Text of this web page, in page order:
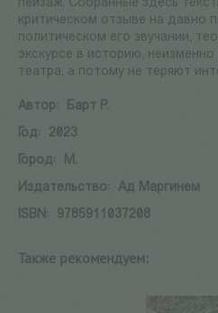
пейзаж. Собранные здесь
критическом отзыве на давно
политическом его звучании,
экскурсе в историю,
театра, а потому не теряют
Автор:
Барт Р.
Год:
2023
Город:
М.
Издательство:
Ад Маргинем
ISBN:
9785911037208
Также рекомендуем: